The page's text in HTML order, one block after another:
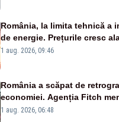
România, la limita tehnică a
de energie. Prețurile cresc
Analiză Realitatea Plus
1 aug. 2026, 09:46
România a scăpat de
economiei. Agenția Fitch
„BBB-” cu perspectivă
1 aug. 2026, 06:48